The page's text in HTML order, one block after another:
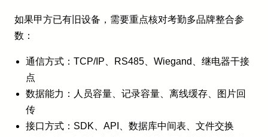
如果甲方已有旧设备，需要重点核对考勤多品牌整合参
数：
通信方式：TCP/IP、RS485、Wiegand、继电器干接
点
数据能力：人员容量、记录容量、离线缓存、图片回
传
接口方式：SDK、API、数据库中间表、文件交换